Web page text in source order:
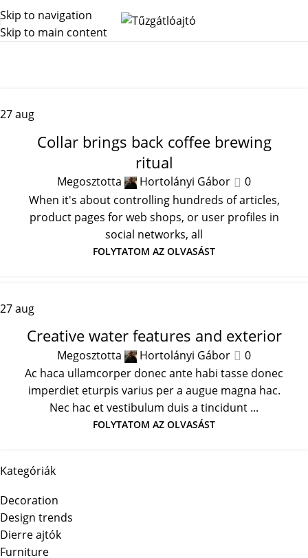
Skip to navigation
Skip to main content
27aug
Collar brings back coffee brewing
ritual
Megosztotta Hortolányi Gábor
0
When it's about controlling hundreds of articles,
product pages for web shops, or user profiles in
social networks, all
FOLYTATOM AZ OLVASÁST
27aug
Creative water features and exterior
Megosztotta Hortolányi Gábor
0
Ac haca ullamcorper donec ante habi tasse donec
imperdiet eturpis varius per a augue magna hac.
Nec hac et vestibulum duis a tincidunt ...
FOLYTATOM AZ OLVASÁST
Kategóriák
Decoration
Design trends
Dierre ajtók
Furniture